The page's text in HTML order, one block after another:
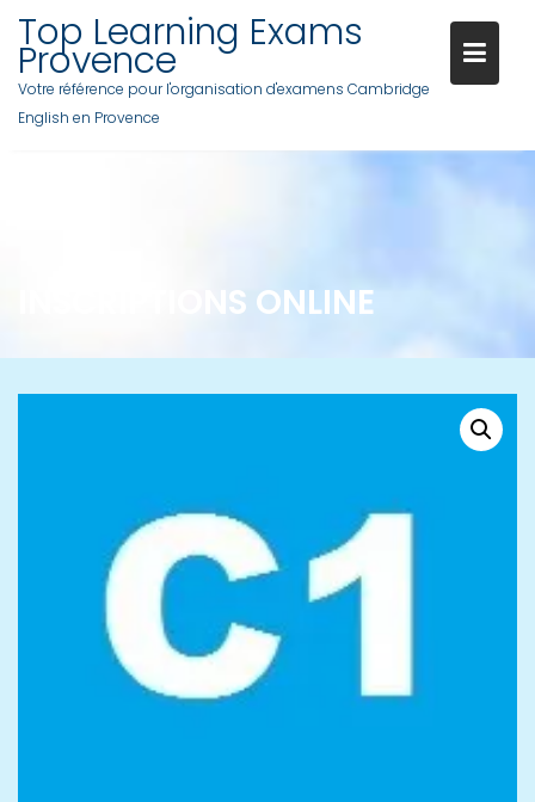
content
Top Learning Exams
Provence
Votre référence pour l'organisation d'examens Cambridge
English en Provence
INSCRIPTIONS ONLINE